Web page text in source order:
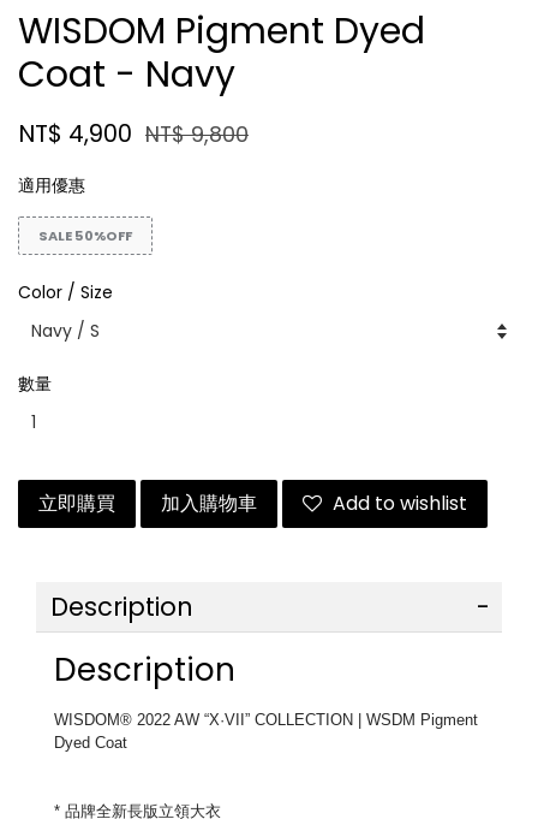
WISDOM Pigment Dyed
Coat - Navy
NT$ 4,900 NT$ 9,800
適用優惠
SALE 50%OFF
Color / Size
數量
立即購買 加入購物車 Add to wishlist
Description
Description
WISDOM® 2022 AW “X·VII” COLLECTION | WSDM Pigment
Dyed Coat
* 品牌全新長版立領大衣